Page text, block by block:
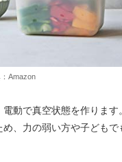
Amazon
電動で真空状態を作ります
、力の弱い方や子ども